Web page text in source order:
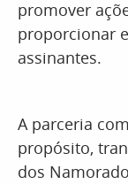
promover
proporcionar
assinantes.
A parceria
propósito,
dos